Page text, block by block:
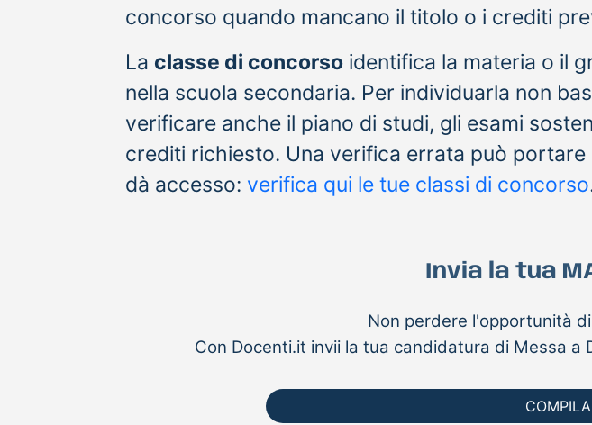
concorso quando mancano il titolo o i crediti
La classe di concorso identifica la materia o il
nella scuola secondaria. Per individuarla non
verificare anche il piano di studi, gli esami
crediti richiesto. Una verifica errata può
dà accesso: verifica qui le tue classi di concorso
Invia la tua
Non perdere l'opportunità
Con Docenti.it invii la tua candidatura di Messa a